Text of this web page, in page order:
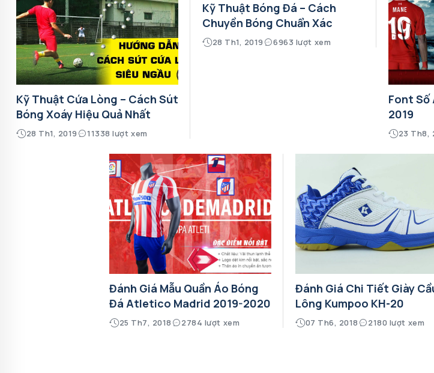
Kỹ Thuật Cứa Lòng – Cách Sút
Bóng Xoáy Hiệu Quả Nhất
28 Th1, 2019 11338 lượt xem
Kỹ Thuật Bóng Đá – Cách
Chuyền Bóng Chuẩn Xác
28 Th1, 2019 6963 lượt xem
Font Số
2019
23 Th8,
Đánh Giá Mẫu Quần Áo Bóng
Đá Atletico Madrid 2019-2020
25 Th7, 2018 2784 lượt xem
Đánh Giá Chi Tiết Giày
Lông Kumpoo KH-20
07 Th6, 2018 2180 lượt xem